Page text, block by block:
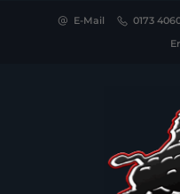
E-Mail 0173